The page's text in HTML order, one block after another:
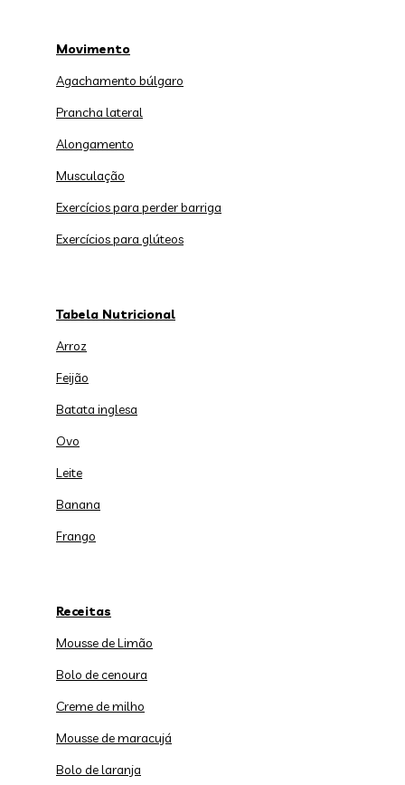
Movimento
Agachamento búlgaro
Prancha lateral
Alongamento
Musculação
Exercícios para perder barriga
Exercícios para glúteos
Tabela Nutricional
Arroz
Feijão
Batata inglesa
Ovo
Leite
Banana
Frango
Receitas
Mousse de Limão
Bolo de cenoura
Creme de milho
Mousse de maracujá
Bolo de laranja